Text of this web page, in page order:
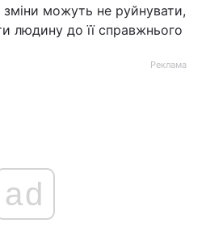
можуть не руйнувати,
людину до її справжнього
Реклама
ad